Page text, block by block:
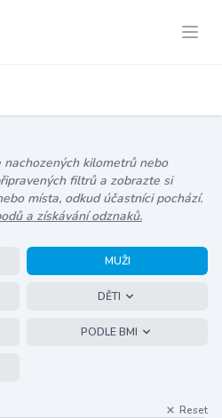
kilometrů nebo
filtrů a zobrazte si
místa, odkud účastníci pochází.
a získávání odznaků.
MUŽI
DĚTI
PODLE BMI
Reset